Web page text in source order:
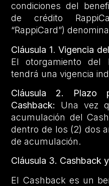
condiciones del
de crédito
“RappiCard”)
Cláusula 1.Vigencia
El otorgamiento del
tendrá una vigencia
Cláusula 2.
Plazo
Cashback: Una vez
acumulación del
dentro de los (2) dos
de acumulación.
Cláusula 3. Cashback
El Cashback es un